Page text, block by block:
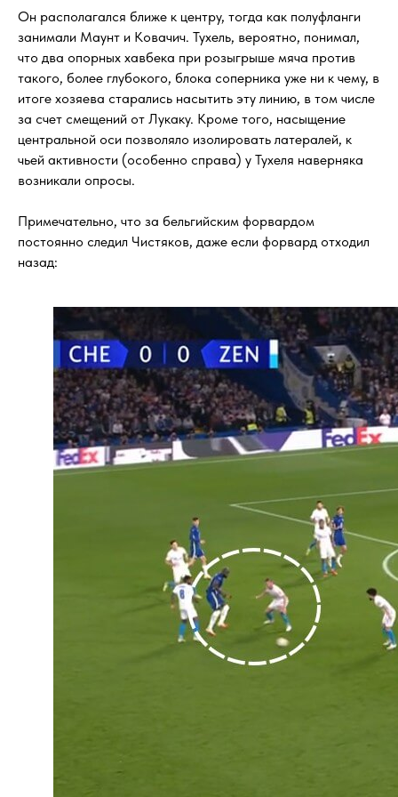
Он располагался ближе к центру, тогда как полуфланги
занимали Маунт и Ковачич. Тухель, вероятно, понимал,
что два опорных хавбека при розыгрыше мяча против
такого, более глубокого, блока соперника уже ни к чему, в
итоге хозяева старались насытить эту линию, в том числе
за счет смещений от Лукаку. Кроме того, насыщение
центральной оси позволяло изолировать латералей, к
чьей активности (особенно справа) у Тухеля наверняка
возникали опросы.
Примечательно, что за бельгийским форвардом
постоянно следил Чистяков, даже если форвард отходил
назад: